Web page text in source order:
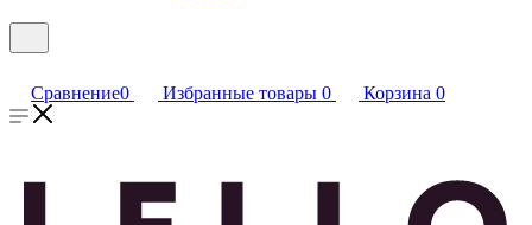
Сравнение0 Избранные товары 0 Корзина 0